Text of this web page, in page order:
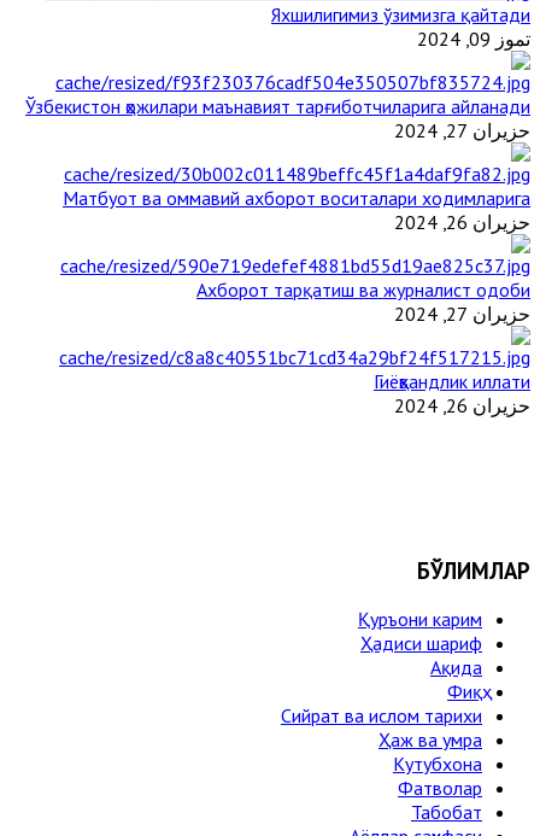
Яхшилигимиз ўзимизга қайтади
تموز 09, 2024
Ўзбекистон ҳожилари маънавият тарғиботчиларига айланади
حزيران 27, 2024
Матбуот ва оммавий ахборот воситалари ходимларига
حزيران 26, 2024
Ахборот тарқатиш ва журналист одоби
حزيران 27, 2024
Гиёҳвандлик иллати
حزيران 26, 2024
БЎЛИМЛАР
Қуръони карим
Ҳадиси шариф
Ақида
Фиқҳ
Сийрат ва ислом тарихи
Ҳаж ва умра
Кутубхона
Фатволар
Табобат